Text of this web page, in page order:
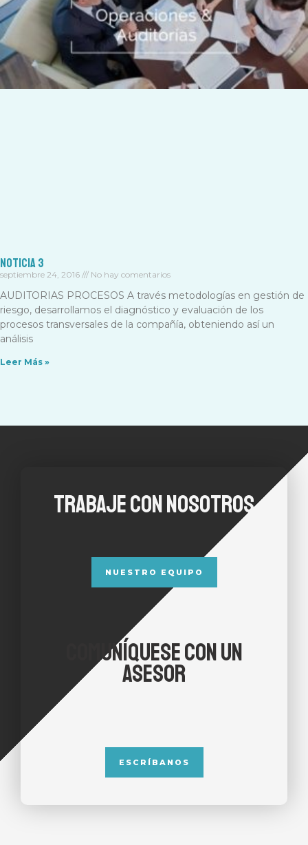
Noticia 3
septiembre 24, 2016 No hay comentarios
AUDITORIAS PROCESOS A través metodologías en gestión de
riesgo, desarrollamos el diagnóstico y evaluación de los
procesos transversales de la compañía, obteniendo así un
análisis
Leer Más »
TRABAJE CON NOSOTROS
NUESTRO EQUIPO
COMUNÍQUESE CON UN
ASESOR
ESCRÍBANOS